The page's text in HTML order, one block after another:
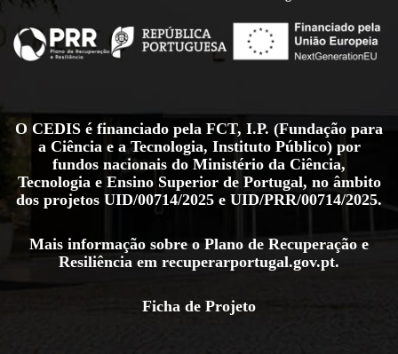
O CEDIS é financiado pela FCT, I.P. (Fundação para
a Ciência e a Tecnologia, Instituto Público) por
fundos nacionais do Ministério da Ciência,
Tecnologia e Ensino Superior de Portugal, no âmbito
dos projetos UID/00714/2025 e UID/PRR/00714/2025.
Mais informação sobre o Plano de Recuperação e
Resiliência em recuperarportugal.gov.pt.
Ficha de Projeto